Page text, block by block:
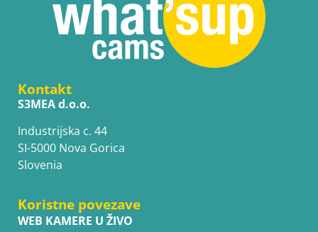
Kontakt
S3MEA d.o.o.
Industrijska c. 44
SI-5000 Nova Gorica
Slovenia
Koristne povezave
WEB KAMERE U ŽIVO